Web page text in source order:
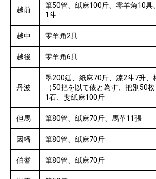
越前
筆50管、紙麻100斤、零羊角10具
1斗
越中 零羊角2具
越後 零羊角6具
丹波
墨200廷、紙麻70斤、漆2斗7升、
（50把を以て俵と為す、把別50
1石、斐紙麻100斤
但馬 筆80管、紙麻70斤、馬革11張
因幡 筆80管、紙麻70斤
伯耆 筆80管、紙麻70斤